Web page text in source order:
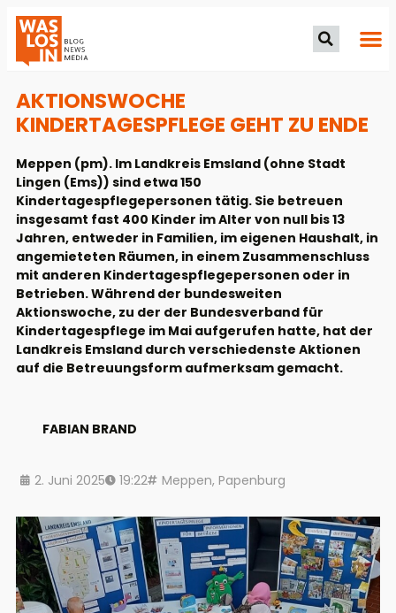
AKTIONSWOCHE
KINDERTAGESPFLEGE GEHT ZU ENDE
Meppen (pm). Im Landkreis Emsland (ohne Stadt
Lingen (Ems)) sind etwa 150
Kindertagespflegepersonen tätig. Sie betreuen
insgesamt fast 400 Kinder im Alter von null bis 13
Jahren, entweder in Familien, im eigenen Haushalt, in
angemieteten Räumen, in einem Zusammenschluss
mit anderen Kindertagespflegepersonen oder in
Betrieben. Während der bundesweiten
Aktionswoche, zu der der Bundesverband für
Kindertagespflege im Mai aufgerufen hatte, hat der
Landkreis Emsland durch verschiedenste Aktionen
auf die Betreuungsform aufmerksam gemacht.
FABIAN BRAND
2. Juni 2025 19:22 Meppen, Papenburg